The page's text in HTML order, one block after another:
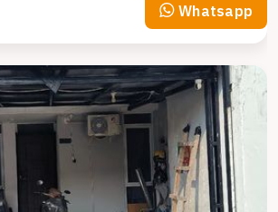
Whatsapp